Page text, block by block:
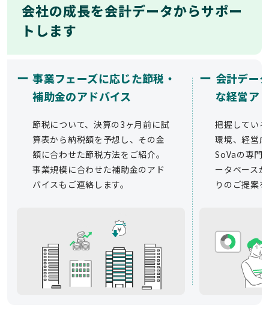
会社の成長を会計データからサポー
トします
ー 事業フェーズに応じた節税・
補助金のアドバイス
節税について、決算の3ヶ月前に試
算表から納税額を予想し、その金
額に合わせた節税方法をご紹介。
事業規模に合わせた補助金のアド
バイスもご連絡します。
ー 会計デー
な経営ア
把握してい
環境、経営
SoVaの専門
ータベース
りのご提案